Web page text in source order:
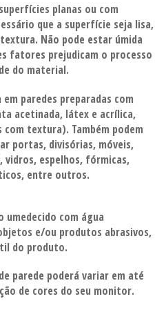
planas ou com
que a superfície seja lisa,
Não pode estar úmida
fatores prejudicam o processo
do material.
paredes preparadas com
acetinada, látex e acrílica,
textura). Também podem
portas, divisórias, móveis,
vidros, espelhos, fórmicas,
entre outros.
umedecido com água
e/ou produtos abrasivos,
do produto.
parede poderá variar em até
de cores do seu monitor.